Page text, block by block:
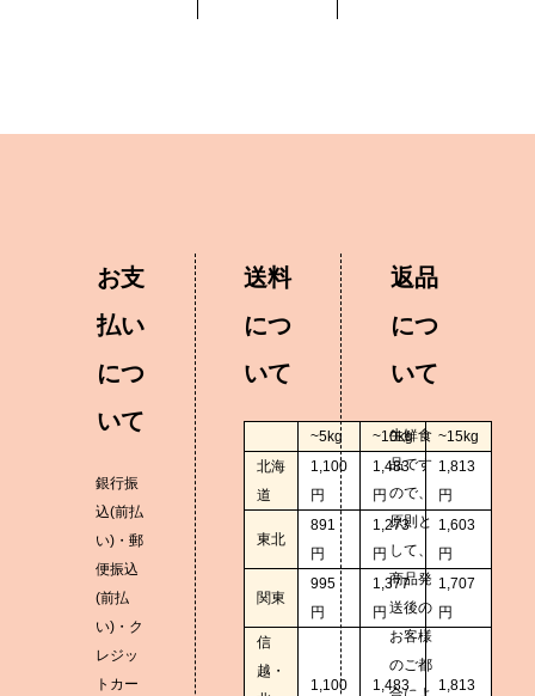
お支
払い
につ
いて
銀行振
込(前払
い)・郵
便振込
(前払
い)・ク
レジッ
トカー
送料
につ
いて
~5kg ~10kg
~15kg
北海
道
1,100
円
1,483
円
1,813
円
東北
891
円
1,273
円
1,603
円
関東
995
円
1,377
円
1,707
円
信
越・
1,100
1,483
1,813
返品
につ
いて
生鮮食
品です
ので、
原則と
して、
商品発
送後の
お客様
のご都